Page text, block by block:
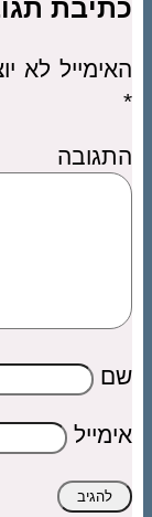
כתיבת
האימייל לא
*
שם
אימייל